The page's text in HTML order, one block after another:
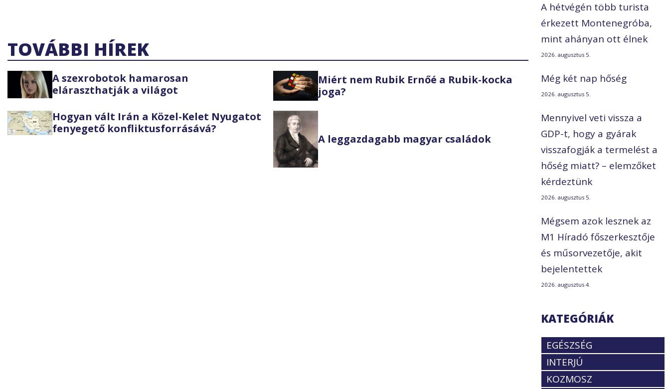
TOVÁBBI HÍREK
A szexrobotok hamarosan
eláraszthatják a világot
Miért nem Rubik Ernőé a Rubik-kocka
joga?
Hogyan vált Irán a Közel-Kelet Nyugatot
fenyegető konfliktusforrásává?
A leggazdagabb magyar családok
A hétvégén több turista
érkezett Montenegróba,
mint ahányan ott élnek
2026. augusztus 5.
Még két nap hőség
2026. augusztus 5.
Mennyivel veti vissza a
GDP-t, hogy a gyárak
visszafogják a termelést a
hőség miatt? – elemzőket
kérdeztünk
2026. augusztus 5.
Mégsem azok lesznek az
M1 Híradó főszerkesztője
és műsorvezetője, akit
bejelentettek
2026. augusztus 4.
KATEGÓRIÁK
EGÉSZSÉG
INTERJÚ
KOZMOSZ